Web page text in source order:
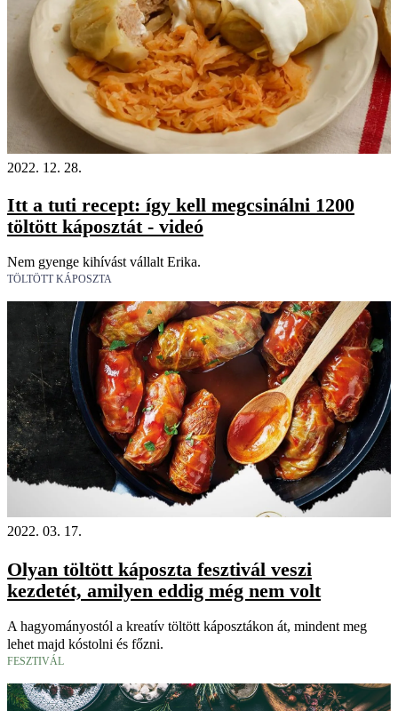
2022. 12. 28.
Itt a tuti recept: így kell megcsinálni 1200
töltött káposztát - videó
Nem gyenge kihívást vállalt Erika.
TÖLTÖTT KÁPOSZTA
2022. 03. 17.
Olyan töltött káposzta fesztivál veszi
kezdetét, amilyen eddig még nem volt
A hagyományostól a kreatív töltött káposztákon át, mindent meg
lehet majd kóstolni és főzni.
FESZTIVÁL